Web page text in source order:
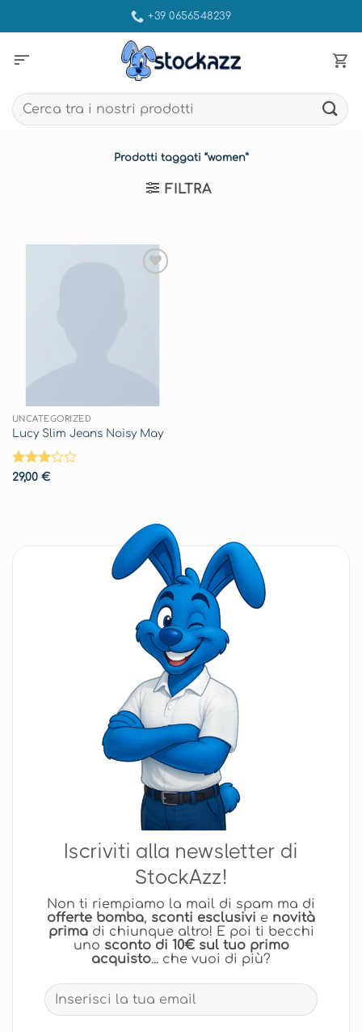
ai
+39 0656548239
sort
Cerca:
Prodotti taggati “women”
FILTRA
UNCATEGORIZED
Lucy Slim Jeans Noisy May
Valutato
29,00 €
Iscriviti alla newsletter di
StockAzz!
Non ti riempiamo la mail di spam ma di
offerte bomba, sconti esclusivi e novità
primadi chiunque altro! E poi ti becchi
uno sconto di 10€ sul tuo primo
acquisto... che vuoi di più?